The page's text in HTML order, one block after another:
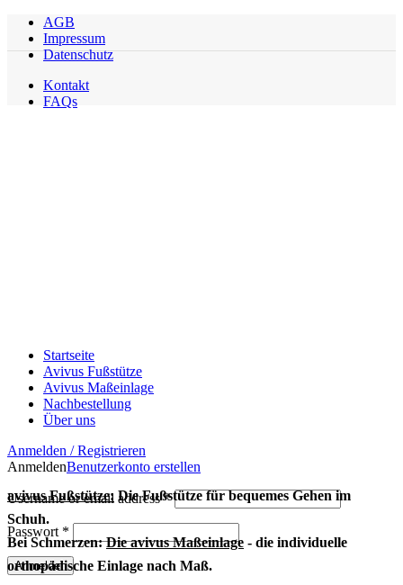
AGB
Impressum
Datenschutz
Kontakt
FAQs
Startseite
Avivus Fußstütze
Avivus Maßeinlage
Nachbestellung
Über uns
Anmelden / Registrieren
AnmeldenBenutzerkonto erstellen
Username or email address*
Passwort *
Anmelden
avivus Fußstütze: Die Fußstütze für bequemes Gehen im
Schuh.
Bei Schmerzen:Die avivus Maßeinlage - die individuelle
orthopädische Einlage nach Maß.